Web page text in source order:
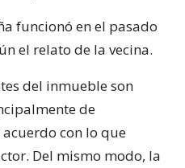
funcionó en el pasado
el relato de la vecina.
del inmueble son
de
con lo que
Del mismo modo, la